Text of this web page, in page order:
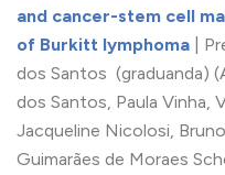
and cancer-stem cell
of Burkitt lymphoma |
dos Santos (graduanda)
dos Santos, Paula Vinha,
Jacqueline Nicolosi,
Guimarães de Moraes